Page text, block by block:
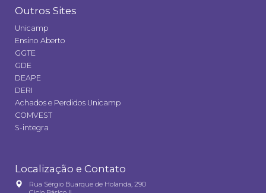
Outros Sites
Unicamp
Ensino Aberto
GGTE
GDE
DEAPE
DERI
Achados e Perdidos Unicamp
COMVEST
S-integra
Localização e Contato
Rua Sérgio Buarque de Holanda, 290